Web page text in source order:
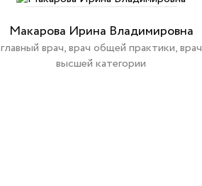
Макарова Ирина Владимировна
главный врач, врач общей практики, врач
высшей категории